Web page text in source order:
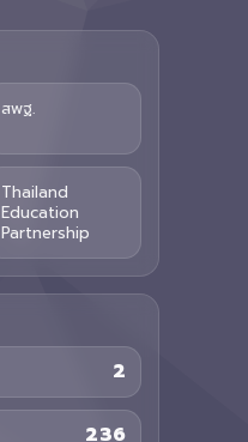
สพฐ.
Thailand
Education
Partnership
2
236